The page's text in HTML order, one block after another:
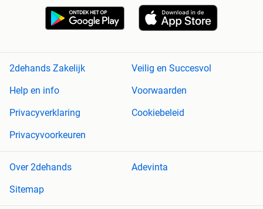
2dehands Zakelijk
Veilig en Succesvol
Help en info
Voorwaarden
Privacyverklaring
Cookiebeleid
Privacyvoorkeuren
Over 2dehands
Adevinta
Sitemap